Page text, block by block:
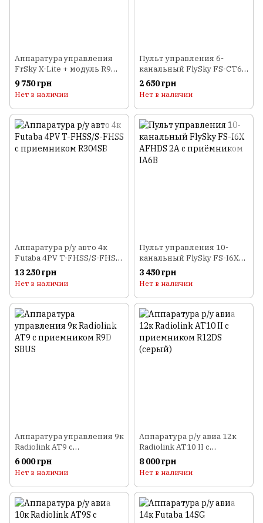
Аппаратура управления
FrSky X-Lite + модуль R9M-
Lite (EU, красный)
9 750 грн
Нет в наличии
Пульт управления 6-
канальный FlySky FS-CT6B
AFHDS с приёмником R6B
2 650 грн
Нет в наличии
Аппаратура р/у авто 4к
Futaba 4PV T-FHSS/S-FHSS
с приемником R304SB
13 250 грн
Нет в наличии
Пульт управления 10-
канальный FlySky FS-I6X
AFHDS 2A с приёмником
IA6B
3 450 грн
Нет в наличии
Аппаратура управления 9к
Radiolink AT9 с
приемником R9D SBUS
6 000 грн
Нет в наличии
Аппаратура р/у авиа 12к
Radiolink AT10 II с
приемником R12DS
(серый)
8 000 грн
Нет в наличии